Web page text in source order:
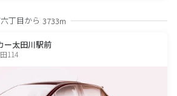
丁目から 3733m
ー太田川駅前
114